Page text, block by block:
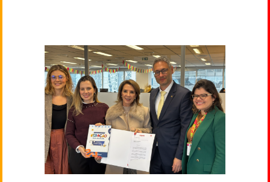
AJURIS REFORÇA MOBILIZAÇÃO
PELO V PRÊMIO DE REDAÇÃO NAS
ESCOLAS EM REUNIÃO COM
SECRETÁRIA DE EDUCAÇÃO DO RS
Faltando poucos dias do